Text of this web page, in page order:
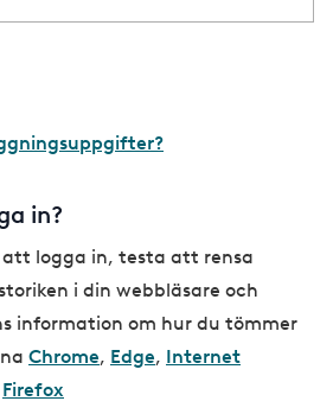
in?
logga in, testa att rensa
i din webbläsare och
information om hur du tömmer
Chrome, Edge, Internet
Firefox